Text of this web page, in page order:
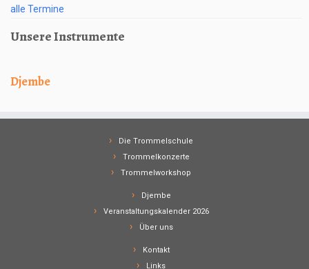
alle Termine
Unsere Instrumente
Djembe
Die Trommelschule
Trommelkonzerte
Trommelworkshop
Djembe
Veranstaltungskalender 2026
Über uns
Kontakt
Links